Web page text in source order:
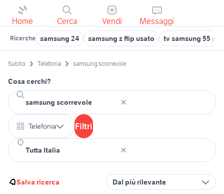
Home Cerca Vendi Messaggi
Ricerche samsung 24 samsung z flip usato tv samsung 55
Subito Telefonia samsung scorrevole
Cosa cerchi?
Telefonia Filtri
Salva ricerca Dal più rilevante